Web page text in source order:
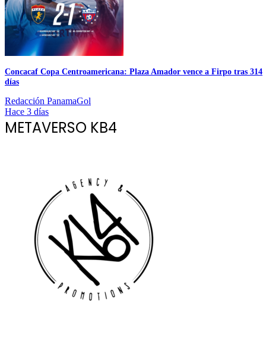
Concacaf Copa Centroamericana: Plaza Amador vence a Firpo tras 314
días
Redacción PanamaGol
Hace 3 días
METAVERSO KB4